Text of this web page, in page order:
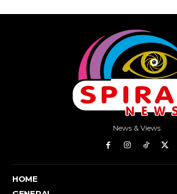
News & Views
HOME